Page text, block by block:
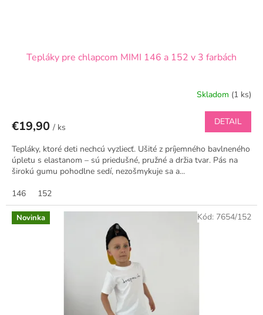
Tepláky pre chlapcom MIMI 146 a 152 v 3 farbách
Skladom (1 ks)
€19,90 / ks
DETAIL
Tepláky, ktoré deti nechcú vyzliecť. Ušité z príjemného bavlneného
úpletu s elastanom – sú priedušné, pružné a držia tvar. Pás na
širokú gumu pohodlne sedí, nezošmykuje sa a...
146
152
Novinka Kód: 7654/152